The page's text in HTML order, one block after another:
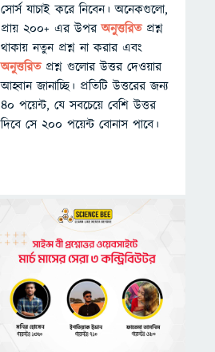
সোর্স যাচাই করে নিবেন। অনেকগুলো,
প্রায় ২০০+ এর উপরঅনুত্তরিতপ্রশ্ন
থাকায় নতুন প্রশ্ন না করার এবং
অনুত্তরিত প্রশ্ন গুলোর উত্তর দেওয়ার
আহ্বান জানাচ্ছি। প্রতিটি উত্তরের জন্য
৪০ পয়েন্ট, যে সবচেয়ে বেশি উত্তর
দিবে সে ২০০ পয়েন্ট বোনাস পাবে।